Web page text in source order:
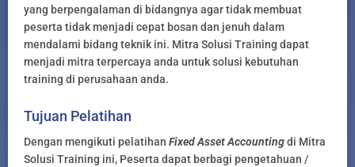
yang berpengalaman di bidangnya agar tidak membuat
peserta tidak menjadi cepat bosan dan jenuh dalam
mendalami bidang teknik ini. Mitra Solusi Training dapat
menjadi mitra terpercaya anda untuk solusi kebutuhan
training di perusahaan anda.
Tujuan Pelatihan
Dengan mengikuti pelatihan Fixed Asset Accountingdi Mitra
Solusi Training ini, Peserta dapat berbagi pengetahuan /